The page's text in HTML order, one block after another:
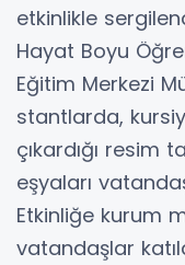
etkinlikle
Hayat Boyu
Eğitim Merkezi
stantlarda,
çıkardığı resim
eşyaları
Etkinliğe kurum
vatandaşlar